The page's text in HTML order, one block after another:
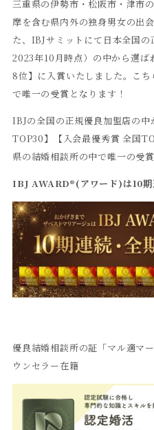
三重県の伊勢市・松阪市・津市
摩を含む県内外の独身男女の出
た、IBJサミットにて日本全国の
2023年10月時点）の中から選ば
8位】に入賞いたしました。こ
で唯一の受賞となります！
IBJの全国の正規優良加盟店の
TOP30】【入会最優秀賞 全国
県の結婚相談所の中で唯一の受賞
IBJ AWARD®(アワード)は10期
優良結婚相談所の証「マル適マ
ウンセラー在籍